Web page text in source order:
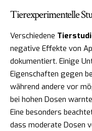
Tierexperimentelle
Verschiedene
negative Effekte von
dokumentiert. Einige
Eigenschaften gegen
während andere vor
bei hohen Dosen
Eine besonders
dass moderate Dosen